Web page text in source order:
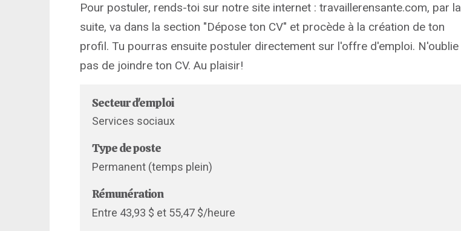
Pour postuler, rends-toi sur notre site internet : travaillerensante.com, par la
suite, va dans la section "Dépose ton CV" et procède à la création de ton
profil. Tu pourras ensuite postuler directement sur l'offre d'emploi. N'oublie
pas de joindre ton CV. Au plaisir!
Secteur d'emploi
Services sociaux
Type de poste
Permanent (temps plein)
Rémunération
Entre 43,93 $ et 55,47 $/heure